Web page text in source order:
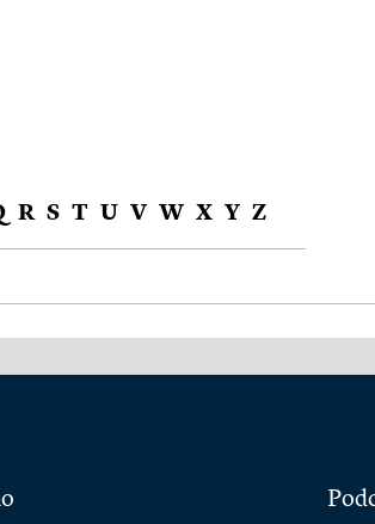
R S T U V W X Y Z